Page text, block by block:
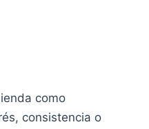
como
consistencia o